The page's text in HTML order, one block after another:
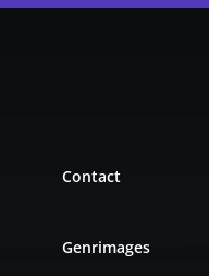
Contact
Genrimages